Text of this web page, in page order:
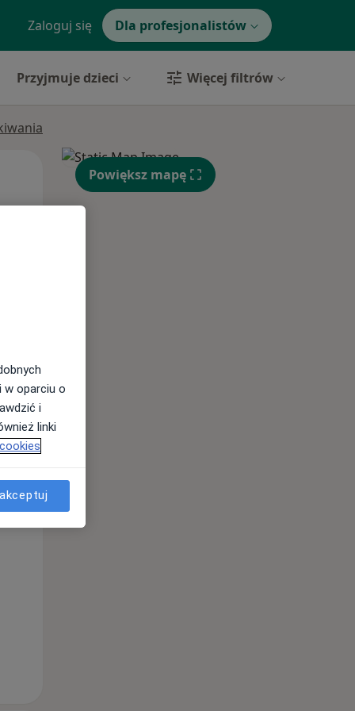
Zaloguj się Dla profesjonalistów
Przyjmuje dzieci Więcej filtrów
Śr, Czw,
Wt,
11 Sie
Powiększ mapę
w oparciu o
i
linki